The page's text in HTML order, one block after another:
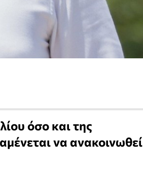
όσο και της
να ανακοινωθεί